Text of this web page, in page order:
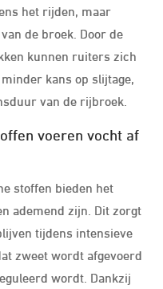
het rijden, maar
de broek. Door de
kunnen ruiters zich
kans op slijtage,
van de rijbroek.
voeren vocht af
stoffen bieden het
ademend zijn. Dit zorgt
tijdens intensieve
zweet wordt afgevoerd
wordt. Dankzij